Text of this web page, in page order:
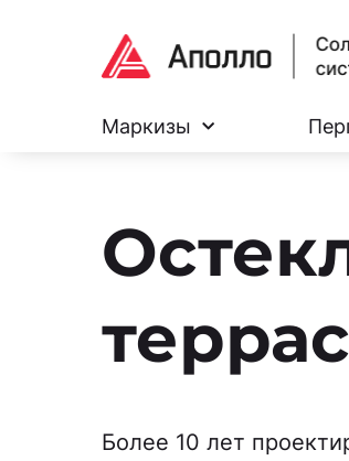
Маркизы
Более 10 лет